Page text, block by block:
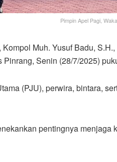
Pimpin Apel Pagi,
Muh. Yusuf Badu,
Senin (28/7/2025)
(PJU), perwira, bintara,
pentingnya